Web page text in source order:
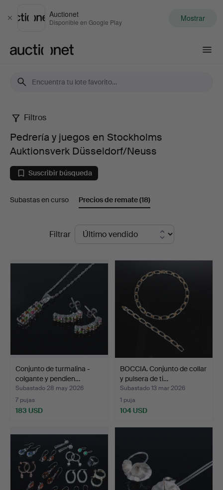
Cerrar
Auctionet
Disponible en Google Play Mostrar
Pedrería
juegos
en
Auktionsverk
Düsseldorf/Neuss
Filtros
Pedrería y juegos en Stockholms
Auktionsverk Düsseldorf/Neuss
Suscribir búsqueda
Subastas en curso Precios de remate(18)
remate
Filtrar
Conjunto de turmalina -
colgante y pendien…
Subastado 28 may 2026
7 pujas
183 USD
BOCCIA. Conjunto de collar
y pulsera de ti…
Subastado 13 mar 2026
1 puja
104 USD